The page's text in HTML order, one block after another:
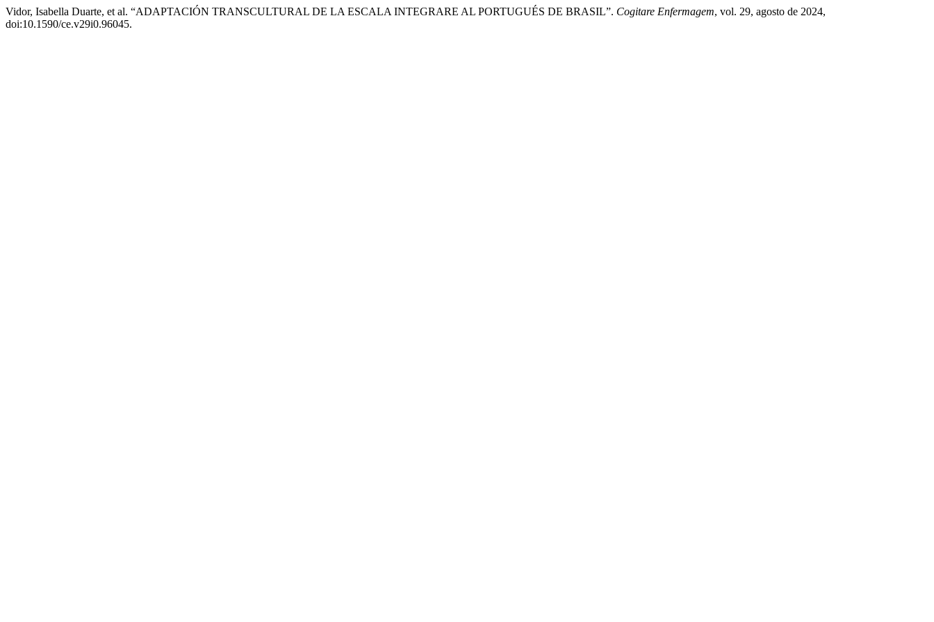
Vidor, Isabella Duarte, et al. “ADAPTACIÓN TRANSCULTURAL DE LA ESCALA INTEGRARE AL PORTUGUÉS DE BRASIL”. Cogitare Enfermagem, vol. 29, agosto de 2024,
doi:10.1590/ce.v29i0.96045.